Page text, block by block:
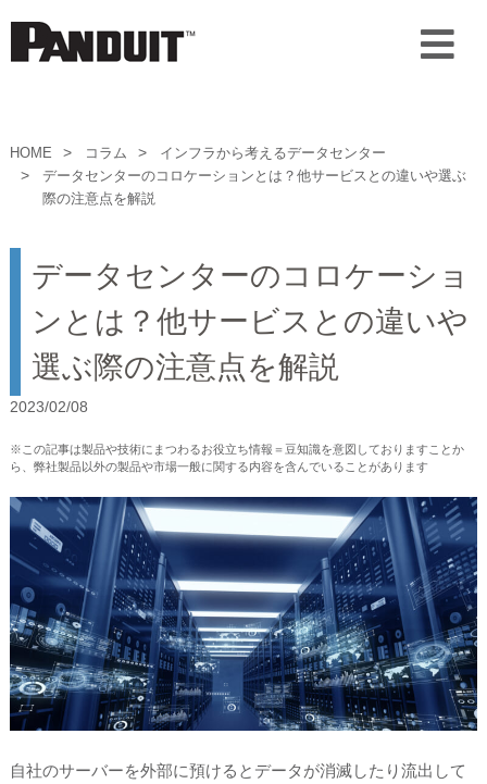
HOME コラム
インフラから考えるデータセンター
データセンターのコロケーションとは？他サービスとの違いや選ぶ
際の注意点を解説
データセンターのコロケーショ
ンとは？他サービスとの違いや
選ぶ際の注意点を解説
2023/02/08
※この記事は製品や技術にまつわるお役立ち情報＝豆知識を意図しておりますことか
ら、弊社製品以外の製品や市場一般に関する内容を含んでいることがあります
自社のサーバーを外部に預けるとデータが消滅したり流出して